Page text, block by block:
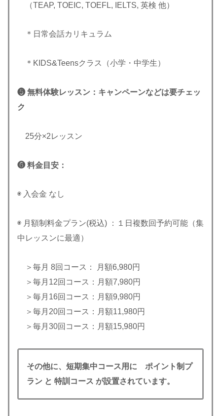
（TEAP, TOEIC, TOEFL, IELTS, 英検 他）
＊日常会話カリキュラム
＊KIDS&Teensクラス（小学・中学生）
❺ 無料体験レッスン：キャンペーンなどは要チェッ
ク
25分×2レッスン
❻ 料金目安：
◉ 入会金 なし
◉ 月額制料金プラン(税込) ：１日複数回予約可能（集
中レッスンに最適）
＞毎月 8回コース： 月額6,980円
＞毎月12回コース：月額7,980円
＞毎月16回コース：月額9,980円
＞毎月20回コース：月額11,980円
＞毎月30回コース：月額15,980円
その他に、短期集中コース用に ポイント制プ
ラン と 特訓コース が設置されています。